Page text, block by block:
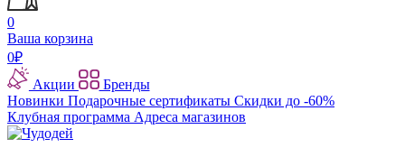
0
Ваша корзина
0₽
Акции
Бренды
Новинки Подарочные сертификаты Скидки до -60%
Клубная программа Адреса магазинов